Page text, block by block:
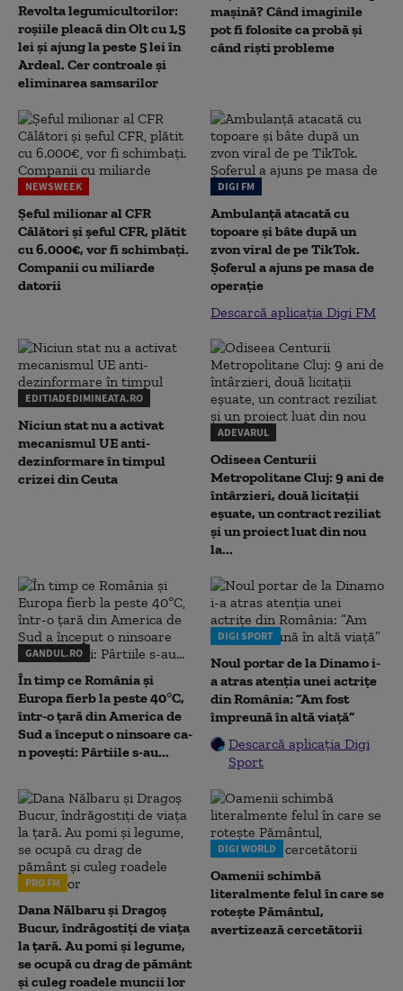
Revolta legumicultorilor:
roșiile pleacă din Olt cu 1,5
lei și ajung la peste 5 lei în
Ardeal. Cer controale și
eliminarea samsarilor
mașină? Când imaginile
pot fi folosite ca probă și
când riști probleme
NEWSWEEK
Șeful milionar al CFR
Călători și șeful CFR, plătit
cu 6.000€, vor fi schimbați.
Companii cu miliarde
datorii
DIGI FM
Ambulanță atacată cu
topoare și bâte după un
zvon viral de pe TikTok.
Șoferul a ajuns pe masa de
operație
Descarcă aplicația Digi FM
EDITIADEDIMINEATA.RO
Niciun stat nu a activat
mecanismul UE anti-
dezinformare în timpul
crizei din Ceuta
ADEVARUL
Odiseea Centurii
Metropolitane Cluj: 9 ani de
întârzieri, două licitații
eșuate, un contract reziliat
și un proiect luat din nou
la...
GANDUL.RO
În timp ce România și
Europa fierb la peste 40°C,
într-o țară din America de
Sud a început o ninsoare ca-
n povești: Pârtiile s-au...
DIGI SPORT
Noul portar de la Dinamo i-
a atras atenția unei actrițe
din România: ”Am fost
împreună în altă viață”
Descarcă aplicația Digi
Sport
PRO FM
Dana Nălbaru și Dragoș
Bucur, îndrăgostiți de viața
la țară. Au pomi și legume,
se ocupă cu drag de pământ
și culeg roadele muncii lor
DIGI WORLD
Oamenii schimbă
literalmente felul în care se
rotește Pământul,
avertizează cercetătorii